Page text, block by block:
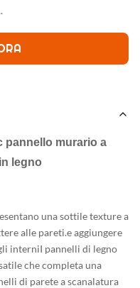
pannello murario a
legno
una sottile texture a
alle pareti.e aggiungere
interniI pannelli di legno
che completa una
di parete a scanalatura